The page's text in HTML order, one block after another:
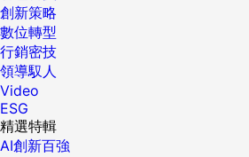
創新策略
數位轉型
行銷密技
領導馭人
Video
ESG
精選特輯
AI創新百強